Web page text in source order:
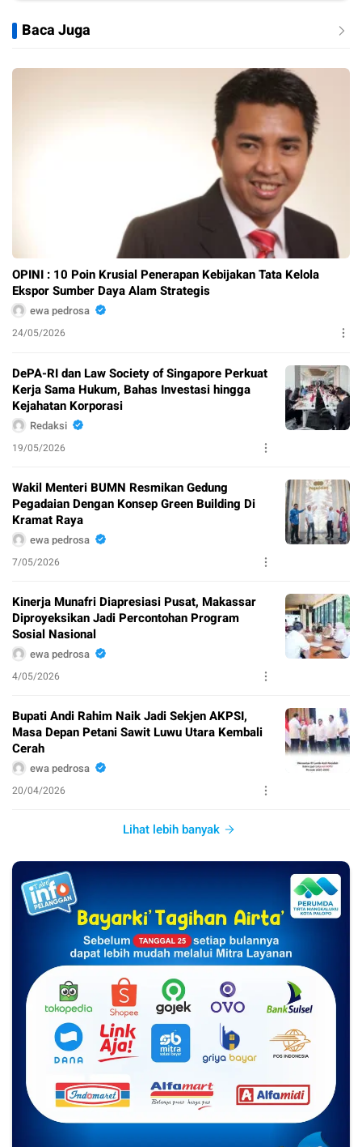
Baca Juga
OPINI : 10 Poin Krusial Penerapan Kebijakan Tata Kelola
Ekspor Sumber Daya Alam Strategis
ewa pedrosa
24/05/2026
DePA-RI dan Law Society of Singapore Perkuat
Kerja Sama Hukum, Bahas Investasi hingga
Kejahatan Korporasi
Redaksi
19/05/2026
Wakil Menteri BUMN Resmikan Gedung
Pegadaian Dengan Konsep Green Building Di
Kramat Raya
ewa pedrosa
7/05/2026
Kinerja Munafri Diapresiasi Pusat, Makassar
Diproyeksikan Jadi Percontohan Program
Sosial Nasional
ewa pedrosa
4/05/2026
Bupati Andi Rahim Naik Jadi Sekjen AKPSI,
Masa Depan Petani Sawit Luwu Utara Kembali
Cerah
ewa pedrosa
20/04/2026
Lihat lebih banyak